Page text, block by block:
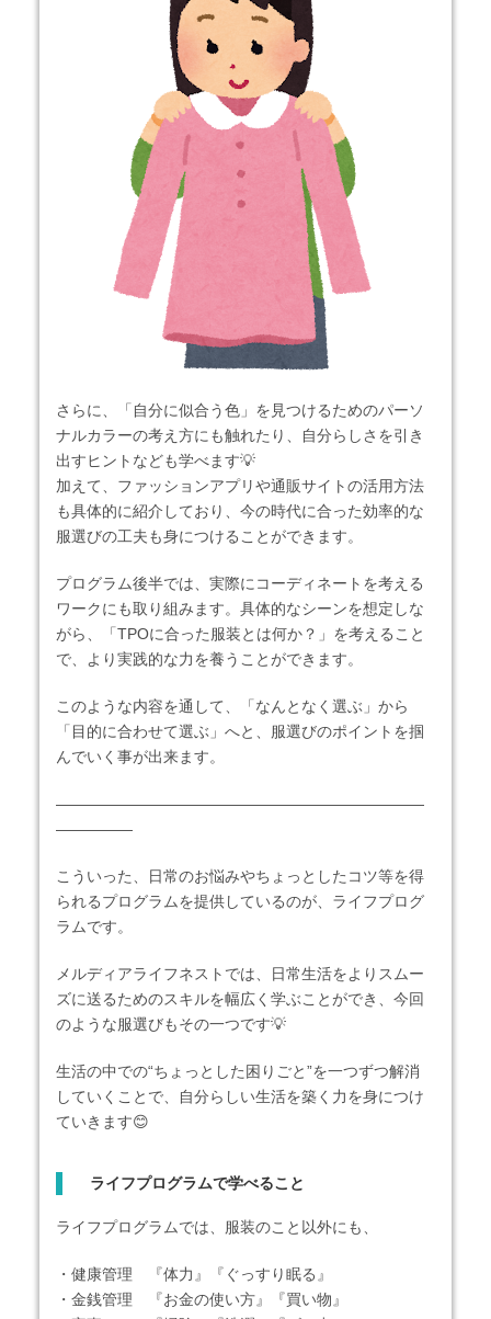
さらに、「自分に似合う色」を見つけるためのパーソ
ナルカラーの考え方にも触れたり、自分らしさを引き
出すヒントなども学べます💡
加えて、ファッションアプリや通販サイトの活用方法
も具体的に紹介しており、今の時代に合った効率的な
服選びの工夫も身につけることができます。
プログラム後半では、実際にコーディネートを考える
ワークにも取り組みます。具体的なシーンを想定しな
がら、「TPOに合った服装とは何か？」を考えること
で、より実践的な力を養うことができます。
このような内容を通して、「なんとなく選ぶ」から
「目的に合わせて選ぶ」へと、服選びのポイントを掴
んでいく事が出来ます。
――――――――――――――――――――――――
―――――
こういった、日常のお悩みやちょっとしたコツ等を得
られるプログラムを提供しているのが、ライフプログ
ラムです。
メルディアライフネストでは、日常生活をよりスムー
ズに送るためのスキルを幅広く学ぶことができ、今回
のような服選びもその一つです💡
生活の中での“ちょっとした困りごと”を一つずつ解消
していくことで、自分らしい生活を築く力を身につけ
ていきます😊
ライフプログラムで学べること
ライフプログラムでは、服装のこと以外にも、
・健康管理 『体力』『ぐっすり眠る』
・金銭管理 『お金の使い方』『買い物』